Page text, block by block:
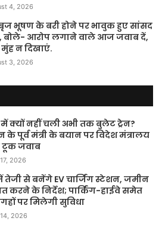
4, 2026
बृज भूषण के बरी होने पर भावुक हुए सांसद
आरोप लगाने वाले आज जवाब दें,
न दिखाएं.
3, 2026
क्यों नहीं चली अभी तक बुलेट ट्रेन?
के पूर्व मंत्री के बयान पर विदेश मंत्रालय
टूक जवाब
2026
तेजी से बनेंगे EV चार्जिंग स्टेशन, जमीन
करने के निर्देश; पार्किंग-हाईवे समेत
पर मिलेगी सुविधा
2026